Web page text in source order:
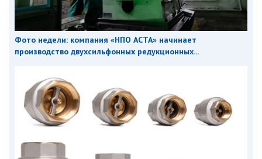
Фото недели: компания «НПО АСТА» начинает
производство двухсильфонных редукционных...